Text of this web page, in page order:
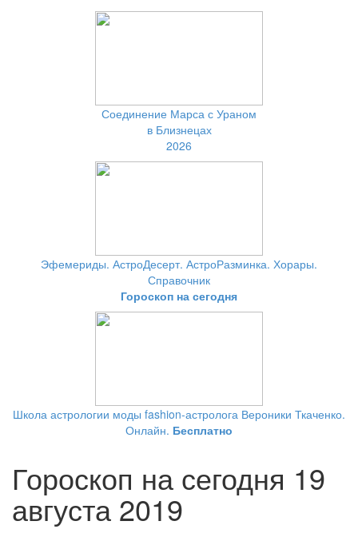
Соединение Марса с Ураном
в Близнецах
2026
Эфемериды. АстроДесерт. АстроРазминка. Хорары.
Справочник
Гороскоп на сегодня
Школа астрологии моды fashion-астролога Вероники Ткаченко.
Онлайн. Бесплатно
Гороскоп на сегодня 19
августа 2019